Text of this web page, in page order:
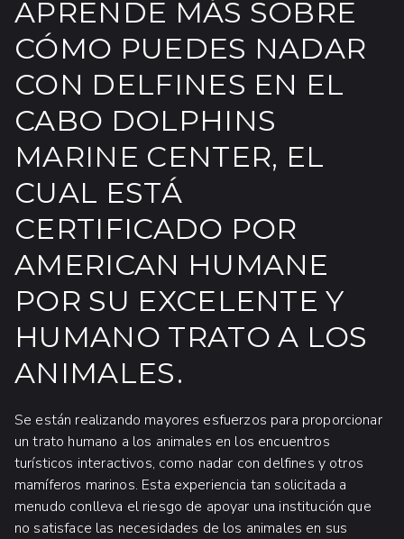
APRENDE MÁS SOBRE
CÓMO PUEDES NADAR
CON DELFINES EN EL
CABO DOLPHINS
MARINE CENTER, EL
CUAL ESTÁ
CERTIFICADO POR
AMERICAN HUMANE
POR SU EXCELENTE Y
HUMANO TRATO A LOS
ANIMALES.
Se están realizando mayores esfuerzos para proporcionar
un trato humano a los animales en los encuentros
turísticos interactivos, como nadar con delfines y otros
mamíferos marinos. Esta experiencia tan solicitada a
menudo conlleva el riesgo de apoyar una institución que
no satisface las necesidades de los animales en sus